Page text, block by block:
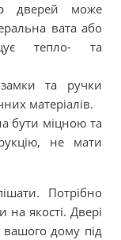
дверей може
вата або
тепло- та
замки та ручки
матеріалів.
бути міцною та
не мати
Потрібно
якості. Двері
дому під